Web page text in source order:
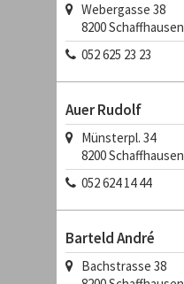
Webergasse 38
8200Schaffhausen
052 625 23 23
Auer Rudolf
Münsterpl. 34
8200Schaffhausen
052 624 14 44
Barteld André
Bachstrasse 38